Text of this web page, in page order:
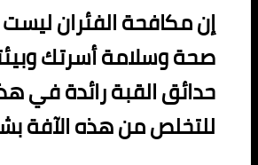
إن مكافحة الفئران
صحة وسلامة أسرتك
حدائق القبة رائدة في
للتخلص من هذه الآفة